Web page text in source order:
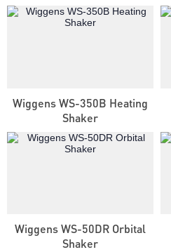
Wiggens WS-350B Heating
Shaker
Wiggens WS-50DR Orbital
Shaker